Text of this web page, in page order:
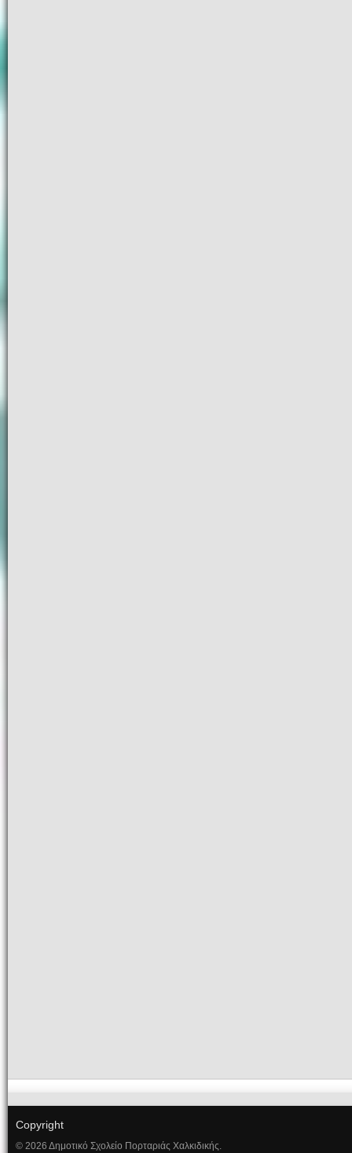
Copyright
© 2026 Δημοτικό Σχολείο Πορταριάς Χαλκιδικής.